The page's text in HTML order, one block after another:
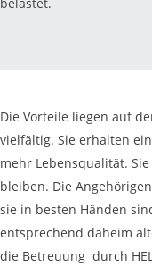
belastet.
Die Vorteile liegen auf
vielfältig. Sie erhalten
mehr Lebensqualität.
bleiben. Die
sie in besten Händen
entsprechend daheim
die Betreuung durch